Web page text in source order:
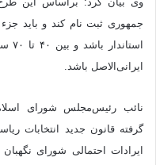
جمهوری ثبت نام کند و باید
ایرانی‌الاصل باشد.
نائب رئیس‌‌مجلس شورای
گرفته قانون جدید انتخابات
ایرادات احتمالی شورای